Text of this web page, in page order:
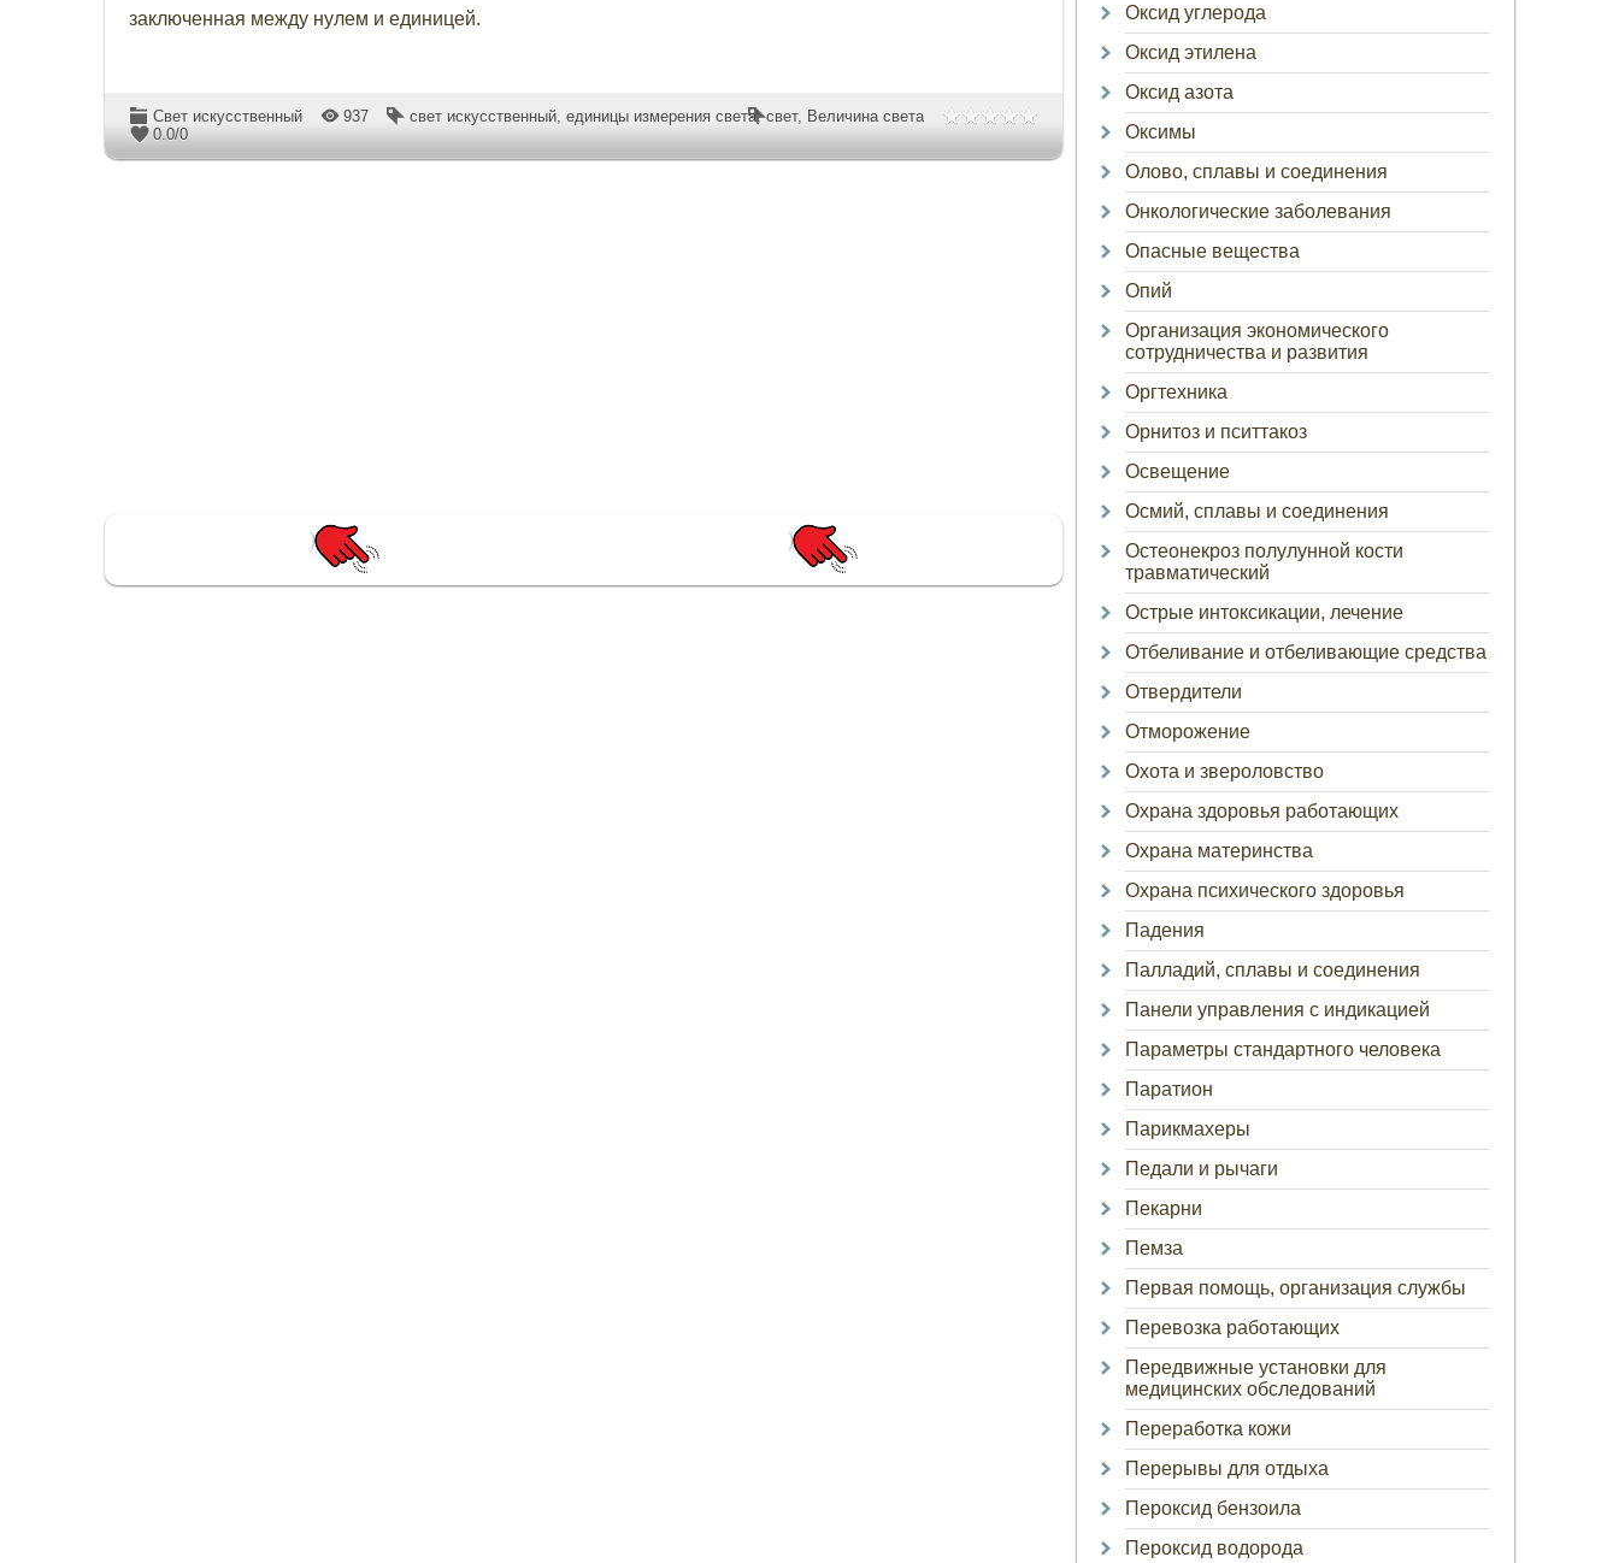
заключенная между нулем и единицей.
Свет искусственный 937 свет искусственный, единицы измерения света,свет, Величина света
0.0/0
Оксид углерода
Оксид этилена
Оксид азота
Оксимы
Олово, сплавы и соединения
Онкологические заболевания
Опасные вещества
Опий
Организация экономического
сотрудничества и развития
Оргтехника
Орнитоз и пситтакоз
Освещение
Осмий, сплавы и соединения
Остеонекроз полулунной кости
травматический
Острые интоксикации, лечение
Отбеливание и отбеливающие средства
Отвердители
Отморожение
Охота и звероловство
Охрана здоровья работающих
Охрана материнства
Охрана психического здоровья
Падения
Палладий, сплавы и соединения
Панели управления с индикацией
Параметры стандартного человека
Паратион
Парикмахеры
Педали и рычаги
Пекарни
Пемза
Первая помощь, организация службы
Перевозка работающих
Передвижные установки для
медицинских обследований
Переработка кожи
Перерывы для отдыха
Пероксид бензоила
Пероксид водорода